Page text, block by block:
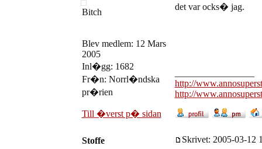
Bitch
Blev medlem: 12 Mars
2005
Inl�gg: 1682
Fr�n: Norrl�ndska
pr�rien
det var ocks� jag.
http://
http://
Till �verst p� sidan
Stoffe Skrivet: 2005-03-12